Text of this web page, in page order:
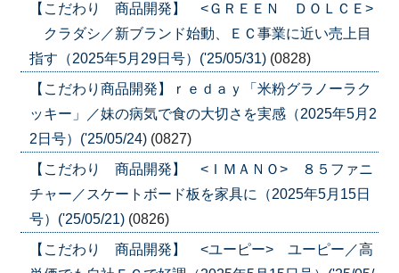
【こだわり 商品開発】 <ＧＲＥＥＮ ＤＯＬＣＥ>
クラダシ／新ブランド始動、ＥＣ事業に近い売上目
指す（2025年5月29日号）('25/05/31) (0828)
【こだわり商品開発】ｒｅｄａｙ「米粉グラノーラク
ッキー」／妹の病気で食の大切さを実感（2025年5月2
2日号）('25/05/24) (0827)
【こだわり 商品開発】 <ＩＭＡＮＯ> ８５ファニ
チャー／スケートボード板を家具に（2025年5月15日
号）('25/05/21) (0826)
【こだわり 商品開発】 <ユーピー> ユーピー／高